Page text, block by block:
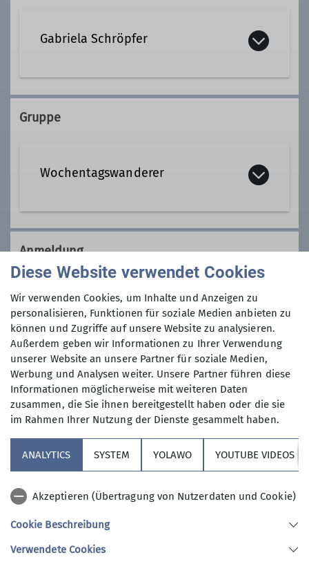
Gabriela Schröpfer
081059810
Gruppe
Wochentagswanderer
Wir sind eine Gemeinschaft von
Wanderfreunden innerhalb der
Sektion, die
hauptsächlich jeden
Dienstag und Mittwoch, aber auch an
anderen Wochentagen in freier Natur
unterwegs sind.
Wer kann sich das wochentags
leisten?
Nun, alle die aus dem Berufsleben
ausgeschieden sind oder sonst über
ihre Zeit frei verfügen können und
körperlich in guter Verfassung sind.
Neben anspruchvollen Bergtouren
(bis ca. 1400 Höhenmeter) stehen
auch leichtere Berg- und
Flachwanderungen (ca. 15 bis 20 km)
auf unserem Programm. Dazu kommen
Kulturfahrten und -veranstaltungen
Wanderwoche in den Bergen sowie im
Anmeldung
Anmeldung bis
16.02.2026
Maximale Teilnehmeranzahl
10
Diese Website verwendet Cookies
Wir verwenden Cookies, um Inhalte und Anzeigen zu
personalisieren, Funktionen für soziale Medien anbieten zu
können und Zugriffe auf unsere Website zu analysieren.
Außerdem geben wir Informationen zu Ihrer Verwendung
unserer Website an unsere Partner für soziale Medien,
Werbung und Analysen weiter. Unsere Partner führen diese
Informationen möglicherweise mit weiteren Daten
zusammen, die Sie ihnen bereitgestellt haben oder die sie
im Rahmen Ihrer Nutzung der Dienste gesammelt haben.
ANALYTICS SYSTEM YOLAWO YOUTUBE VIDEOS
Akzeptieren (Übertragung von Nutzerdaten und Cookie)
Cookie Beschreibung
Verwendete Cookies